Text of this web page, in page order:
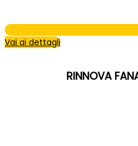
Vai ai dettagli
RINNOVA